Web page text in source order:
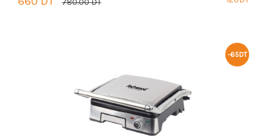
780.00 DT
PANIER
-65DT